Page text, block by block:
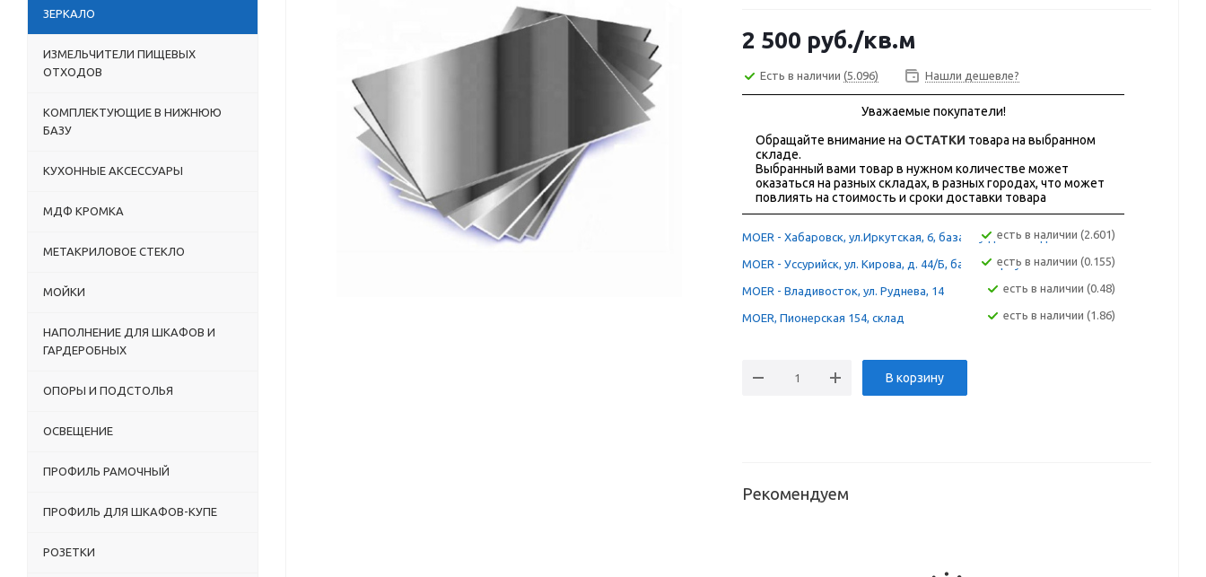
2 500 руб./кв.м
Есть в наличии (5.096) Нашли дешевле?
Уважаемые покупатели!
Обращайте внимание на ОСТАТКИ товара на выбранном
складе.
Выбранный вами товар в нужном количестве может
оказаться на разных складах, в разных городах, что может
повлиять на стоимость и сроки доставки товара
MOER - Хабаровск, ул.Иркутская, 6, база "Сугдак" склад 12А
Есть в наличии (2.601)
MOER - Уссурийск, ул. Кирова, д. 44/Б, база "Фортуна"Есть в наличии (0.155)
MOER - Владивосток, ул. Руднева, 14 Есть в наличии (0.48)
MOER, Пионерская 154, склад Есть в наличии (1.86)
В корзину
Рекомендуем
ЗЕРКАЛО
ИЗМЕЛЬЧИТЕЛИ ПИЩЕВЫХ
ОТХОДОВ
КОМПЛЕКТУЮЩИЕ В НИЖНЮЮ
БАЗУ
КУХОННЫЕ АКСЕССУАРЫ
МДФ КРОМКА
МЕТАКРИЛОВОЕ СТЕКЛО
МОЙКИ
НАПОЛНЕНИЕ ДЛЯ ШКАФОВ И
ГАРДЕРОБНЫХ
ОПОРЫ И ПОДСТОЛЬЯ
ОСВЕЩЕНИЕ
ПРОФИЛЬ РАМОЧНЫЙ
ПРОФИЛЬ ДЛЯ ШКАФОВ-КУПЕ
РОЗЕТКИ